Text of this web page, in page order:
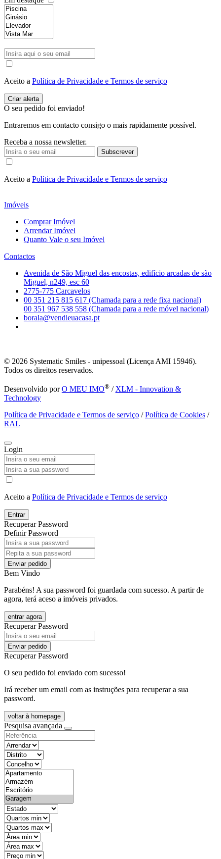
Aceito a Política de Privacidade e Termos de serviço
O seu pedido foi enviado!
Entraremos em contacto consigo o mais rapidamente possível.
Receba a nossa newsletter.
Subscrever
Aceito a Política de Privacidade e Termos de serviço
Imóveis
Comprar Imóvel
Arrendar Imóvel
Quanto Vale o seu Imóvel
Contactos
Avenida de São Miguel das encostas, edifício arcadas de são
Miguel, n249, esc 60
2775-775 Carcavelos
00 351 215 815 617 (Chamada para a rede fixa nacional)
00 351 967 538 558 (Chamada para a rede móvel nacional)
borala@vendieuacasa.pt
© 2026 Systematic Smiles - unipessoal (Licença AMI 15946).
Todos os direitos reservados.
Desenvolvido porO MEU IMO® / XLM - Innovation &
Technology
Política de Privacidade e Termos de serviço /Política de Cookies /
RAL
Login
Aceito a Política de Privacidade e Termos de serviço
Entrar
Recuperar Password
Definir Password
Enviar pedido
Bem Vindo
Parabéns! A sua password foi guardada com sucesso. A partir de
agora, terá aceso a imóveis privados.
entrar agora
Recuperar Password
Enviar pedido
Recuperar Password
O seu pedido foi enviado com sucesso!
Irá receber um email com as instruções para recuperar a sua
password.
voltar à homepage
Pesquisa avançada
objective
districtId
countyId
types
state
mintypo
maxtypo
minarea
maxarea
minprice